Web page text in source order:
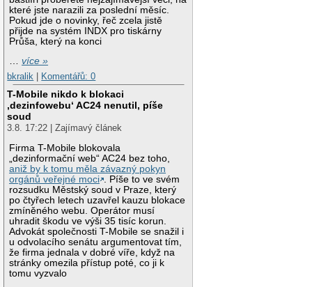
které jste narazili za poslední měsíc.
Pokud jde o novinky, řeč zcela jistě
přijde na systém INDX pro tiskárny
Průša, který na konci
…více »
bkralik | Komentářů: 0
T-Mobile nikdo k blokaci
‚dezinfowebu‘ AC24 nenutil, píše
soud
3.8. 17:22 | Zajímavý článek
Firma T-Mobile blokovala
„dezinformační web“ AC24 bez toho,
aniž by k tomu měla závazný pokyn
orgánů veřejné moci
. Píše to ve svém
rozsudku Městský soud v Praze, který
po čtyřech letech uzavřel kauzu blokace
zmíněného webu. Operátor musí
uhradit škodu ve výši 35 tisíc korun.
Advokát společnosti T-Mobile se snažil i
u odvolacího senátu argumentovat tím,
že firma jednala v dobré víře, když na
stránky omezila přístup poté, co ji k
tomu vyzvalo